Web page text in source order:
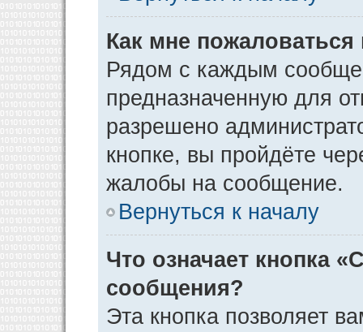
Как мне
Рядом с каждым
предназначенную для
разрешено
кнопке, вы пройдёте
жалобы на сообщение.
Вернуться к началу
Что означает кнопка
сообщения?
Эта кнопка позволяет